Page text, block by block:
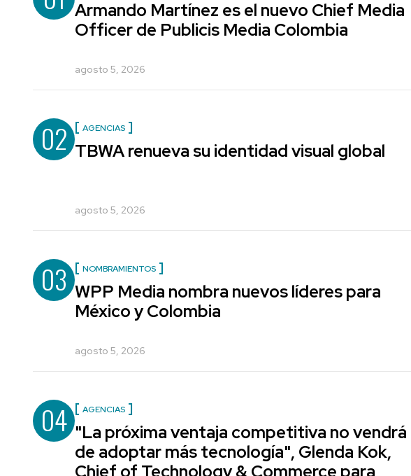
Armando Martínez es el nuevo Chief Media
Officer de Publicis Media Colombia
agosto 5, 2026
02 AGENCIAS
TBWA renueva su identidad visual global
agosto 5, 2026
03 NOMBRAMIENTOS
WPP Media nombra nuevos líderes para
México y Colombia
agosto 5, 2026
04 AGENCIAS
"La próxima ventaja competitiva no vendrá
de adoptar más tecnología", Glenda Kok,
Chief of Technology & Commerce para